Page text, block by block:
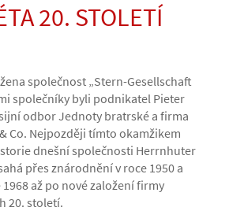
20. STOLETÍ
společnost „Stern-Gesellschaft
společníky byli podnikatel Pieter
odbor Jednoty bratrské a firma
Co. Nejpozději tímto okamžikem
dnešní společnosti Herrnhuter
přes znárodnění v roce 1950 a
až po nové založení firmy
20. století.